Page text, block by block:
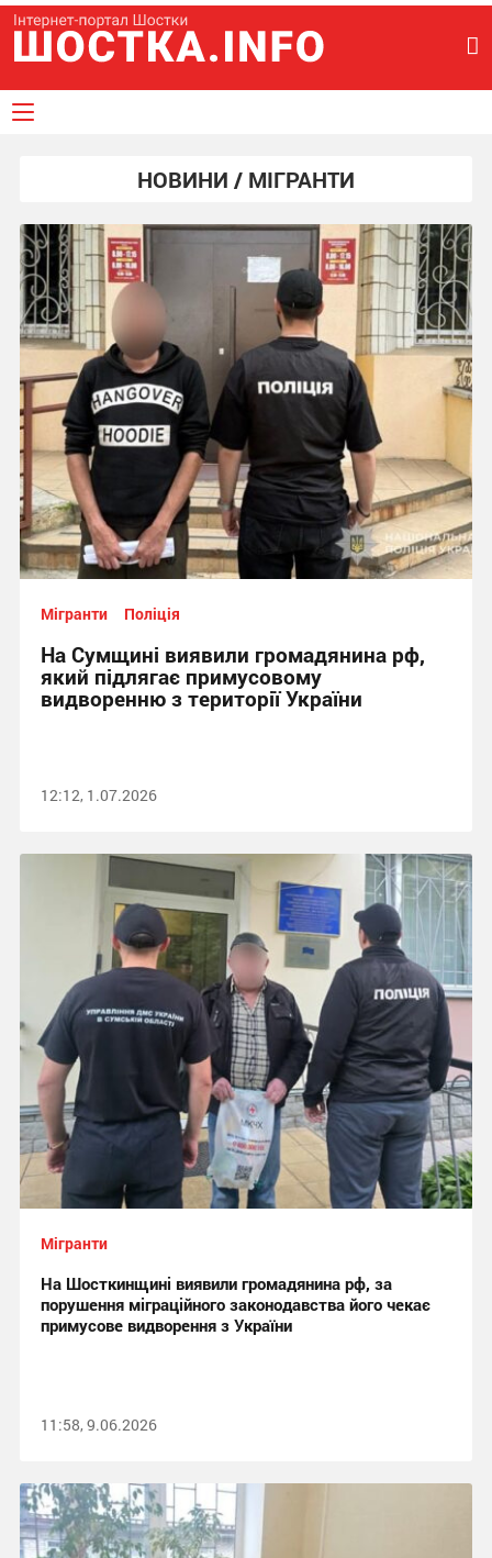
НОВИНИ / МІГРАНТИ
Мігранти Поліція
На Сумщині виявили громадянина рф,
який підлягає примусовому
видворенню з території України
12:12, 1.07.2026
Мігранти
На Шосткинщині виявили громадянина рф, за
порушення міграційного законодавства його чекає
примусове видворення з України
11:58, 9.06.2026